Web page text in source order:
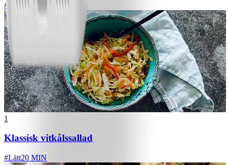
# Lätt
1
Klassisk vitkålssallad
#Lätt20 MIN